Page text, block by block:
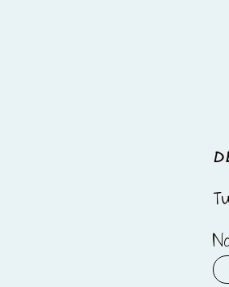
26-EL AMANECER Y LOS